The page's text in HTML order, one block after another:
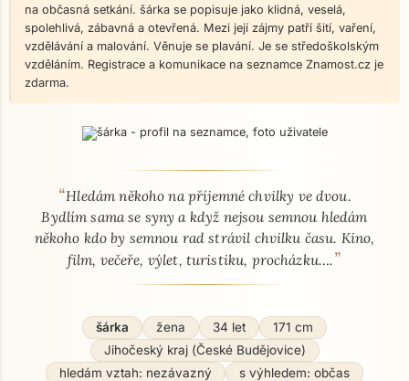
na občasná setkání. šárka se popisuje jako klidná, veselá,
spolehlivá, zábavná a otevřená. Mezi její zájmy patří šití, vaření,
vzdělávání a malování. Věnuje se plavání. Je se středoškolským
vzděláním. Registrace a komunikace na seznamce Znamost.cz je
zdarma.
O mně - seznamka profil
“Hledám někoho na příjemné chvilky ve dvou.
Bydlím sama se syny a když nejsou semnou hledám
někoho kdo by semnou rad strávil chvilku času. Kino,
film, večeře, výlet, turistiku, procházku….”
šárka žena 34 let
171 cm
Jihočeský kraj (České Budějovice)
hledám vztah: nezávazný
s výhledem: občas